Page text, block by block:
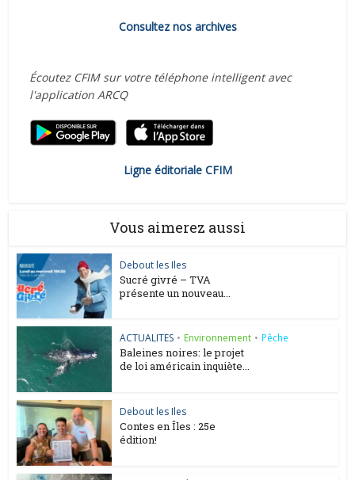
Consultez nos archives
Écoutez CFIM sur votre téléphone intelligent avec
l'application ARCQ
Ligne éditoriale CFIM
Vous aimerez aussi
Debout les Iles
Sucré givré – TVA
présente un nouveau...
ACTUALITES • Environnement • Pêche
Baleines noires: le projet
de loi américain inquiète...
Debout les Iles
Contes en Îles : 25e
édition!